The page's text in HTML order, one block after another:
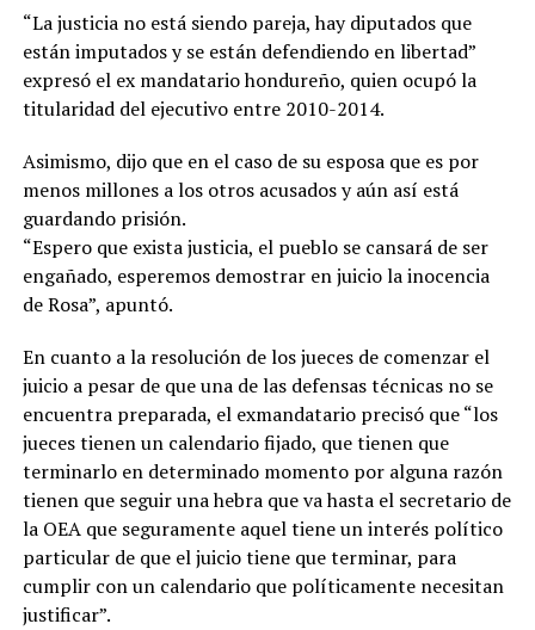
“La justicia no está siendo pareja, hay diputados que
están imputados y se están defendiendo en libertad”
expresó el ex mandatario hondureño, quien ocupó la
titularidad del ejecutivo entre 2010-2014.
Asimismo, dijo que en el caso de su esposa que es por
menos millones a los otros acusados y aún así está
guardando prisión.
“Espero que exista justicia, el pueblo se cansará de ser
engañado, esperemos demostrar en juicio la inocencia
de Rosa”, apuntó.
En cuanto a la resolución de los jueces de comenzar el
juicio a pesar de que una de las defensas técnicas no se
encuentra preparada, el exmandatario precisó que “los
jueces tienen un calendario fijado, que tienen que
terminarlo en determinado momento por alguna razón
tienen que seguir una hebra que va hasta el secretario de
la OEA que seguramente aquel tiene un interés político
particular de que el juicio tiene que terminar, para
cumplir con un calendario que políticamente necesitan
justificar”.